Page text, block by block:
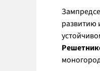
развитию